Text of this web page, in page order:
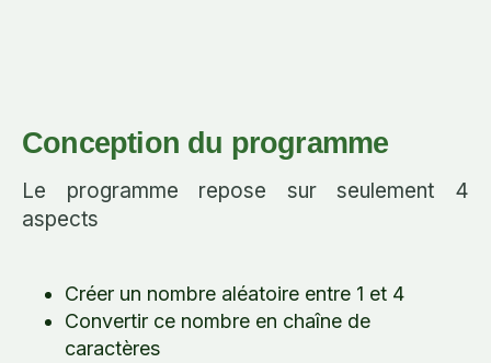
Conception du programme
Le programme repose sur seulement 4
aspects
Créer un nombre aléatoire entre 1 et 4
Convertir ce nombre en chaîne de
caractères